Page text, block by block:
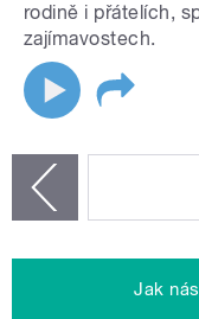
rodině i přátelích,
zajímavostech.
Jak